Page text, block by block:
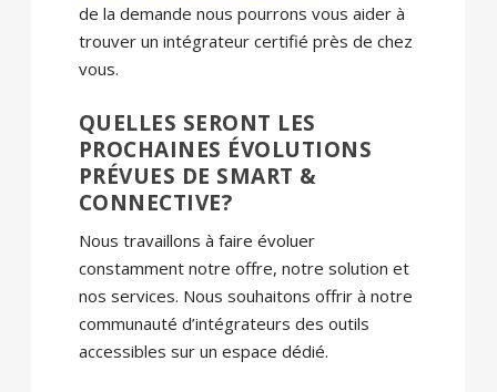
de la demande nous pourrons vous aider à
trouver un intégrateur certifié près de chez
vous.
QUELLES SERONT LES
PROCHAINES ÉVOLUTIONS
PRÉVUES DE SMART &
CONNECTIVE?
Nous travaillons à faire évoluer
constamment notre offre, notre solution et
nos services. Nous souhaitons offrir à notre
communauté d’intégrateurs des outils
accessibles sur un espace dédié.